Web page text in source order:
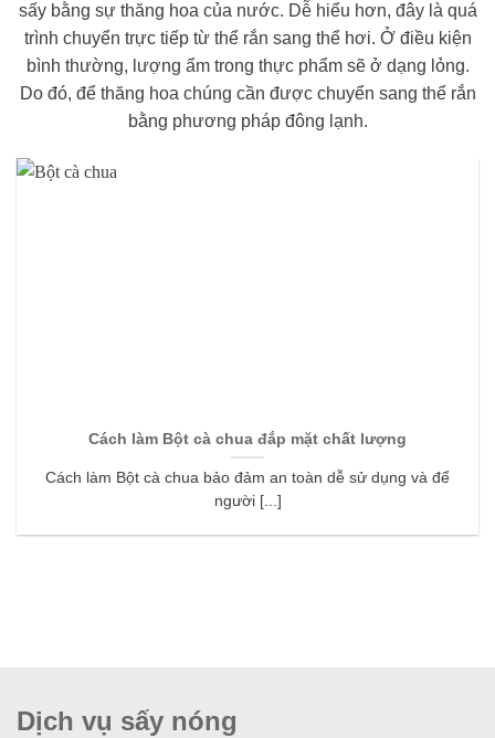
sấy bằng sự thăng hoa của nước. Dễ hiểu hơn, đây là quá
trình chuyển trực tiếp từ thể rắn sang thể hơi. Ở điều kiện
bình thường, lượng ẩm trong thực phẩm sẽ ở dạng lỏng.
Do đó, để thăng hoa chúng cần được chuyển sang thể rắn
bằng phương pháp đông lạnh.
Cách làm Bột cà chua đắp mặt chất lượng
Cách làm Bột cà chua bảo đảm an toàn dễ sử dụng và để
người [...]
Dịch vụ sấy nóng